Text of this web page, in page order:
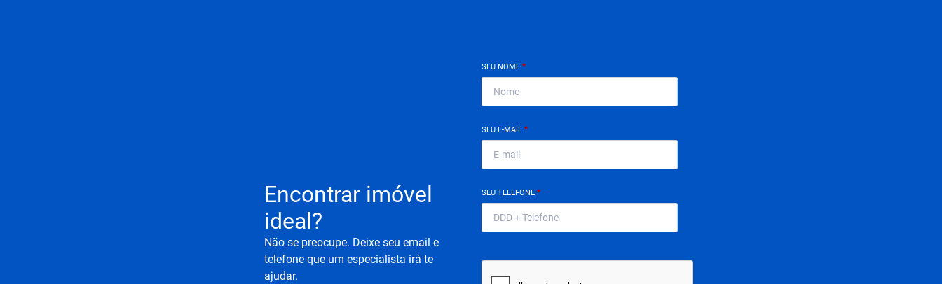
Encontrar imóvel
ideal?
Não se preocupe. Deixe seu email e
telefone que um especialista irá te
ajudar.
SEU NOME *
SEU E-MAIL *
SEU TELEFONE *